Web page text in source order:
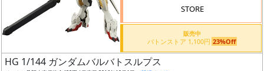
ー
り
STORE
販売中
バトンストア 1,100円 23%Off
HG 1/144 ガンダムバルバトスルプス